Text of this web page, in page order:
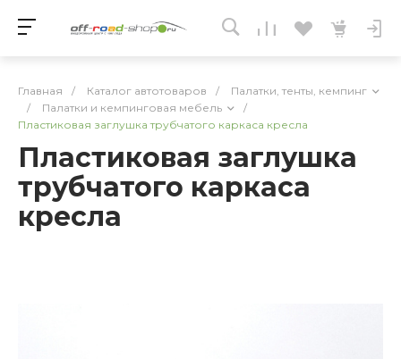
Главная / Каталог автотоваров /
Палатки, тенты, кемпинг
/
Палатки и кемпинговая мебель
/
Пластиковая заглушка трубчатого каркаса кресла
Пластиковая заглушка
трубчатого каркаса
кресла